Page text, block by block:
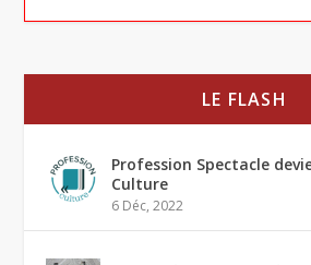
LE FLASH
Profession Spectacle
Culture
6 Déc, 2022